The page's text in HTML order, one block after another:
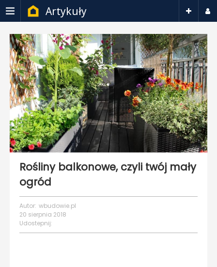
Artykuły
Rośliny balkonowe, czyli twój mały
ogród
Autor: wbudowie.pl
20 sierpnia 2018
Udostepnij: